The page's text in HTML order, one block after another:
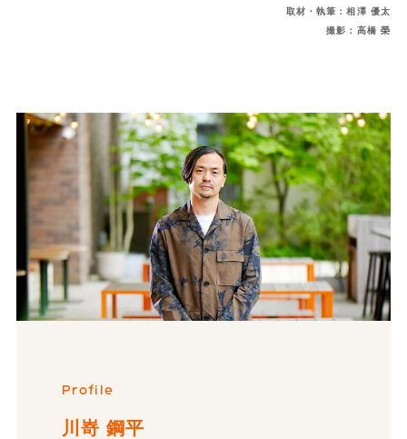
取材・執筆：相澤 優太
撮影：高橋 榮
Profile
川嵜 鋼平